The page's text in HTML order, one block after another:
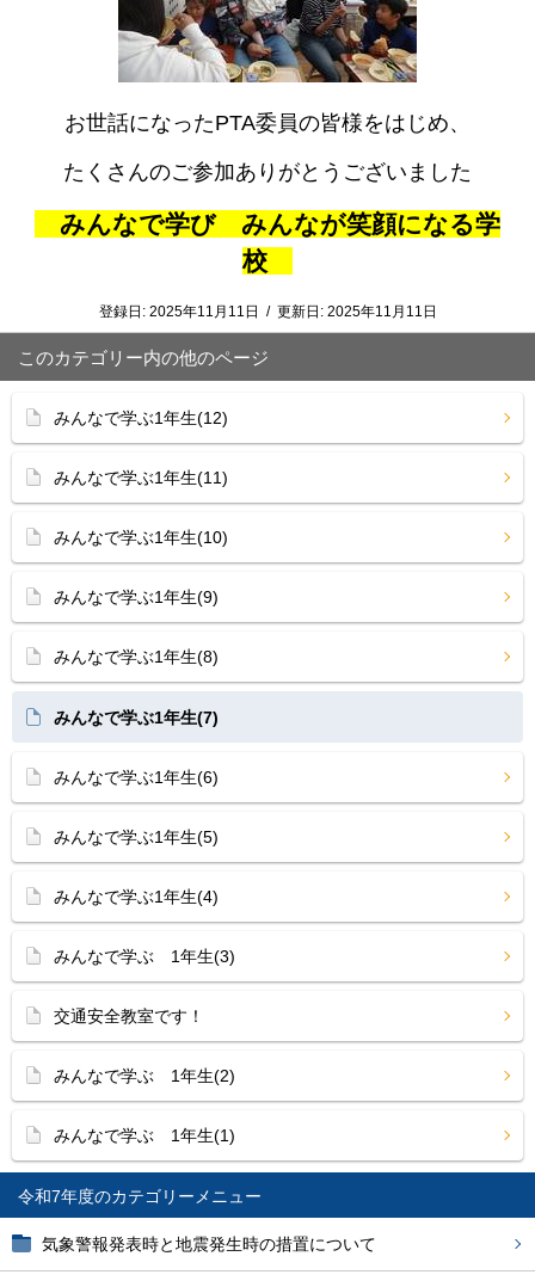
令和7年度
気象警報発表時と地震発生時の措置について
お世話になったPTA委員の皆様をはじめ、
たくさんのご参加ありがとうございました
みんなで学び みんなが笑顔になる学
校
登録日: 2025年11月11日 / 更新日: 2025年11月11日
このカテゴリー内の他のページ
みんなで学ぶ1年生(12)
みんなで学ぶ1年生(11)
みんなで学ぶ1年生(10)
みんなで学ぶ1年生(9)
みんなで学ぶ1年生(8)
みんなで学ぶ1年生(7)
みんなで学ぶ1年生(6)
みんなで学ぶ1年生(5)
みんなで学ぶ1年生(4)
みんなで学ぶ 1年生(3)
交通安全教室です！
みんなで学ぶ 1年生(2)
みんなで学ぶ 1年生(1)